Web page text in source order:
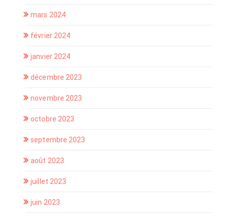
mars 2024
février 2024
janvier 2024
décembre 2023
novembre 2023
octobre 2023
septembre 2023
août 2023
juillet 2023
juin 2023